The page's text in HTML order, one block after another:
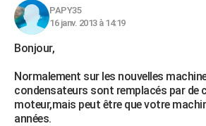
PAPY35
16 janv. 2013 à 14:19
Bonjour,
Normalement sur les nouvelles
condensateurs sont remplacés par de
moteur,mais peut être que votre
années.